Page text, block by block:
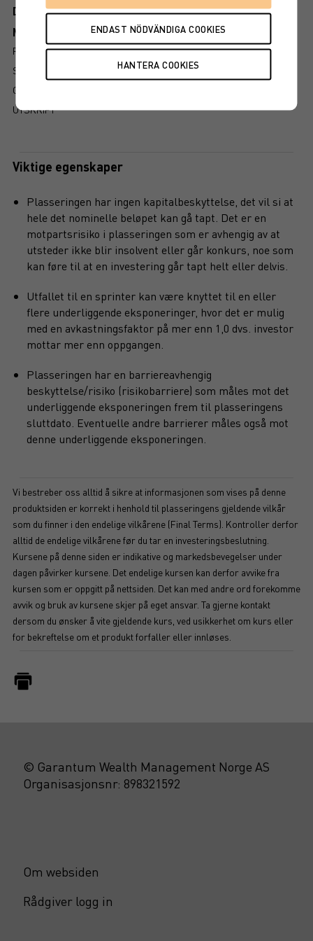
Dokument
Mer information om produkten
RISIKO
SLIK LESER DU FAKTABLADET
GRUNDPROSPEKT
UTSKRIFT
Viktige egenskaper
Plasseringen har ingen kapitalbeskyttelse, det vil si at
hele det nominelle beløpet kan gå tapt. Det er en
motpartsrisiko i plasseringen som er avhengig av at
utsteder ikke blir insolvent eller går konkurs, noe som
kan føre til at en investering går tapt helt eller delvis.
Utfallet til en sprinter kan være knyttet til en eller
flere underliggende eksponeringer, hvor det er mulig
med en avkastningsfaktor på mer enn 1,0 dvs. investor
mottar mer enn oppgangen.
Plasseringen har en barriereavhengig
beskyttelse/risiko (risikobarriere) som måles mot det
underliggende eksponeringen frem til plasseringens
sluttdato. Eventuelle andre barrierer måles også mot
denne underliggende eksponeringen.
Vi bestreber oss alltid å sikre at informasjonen som vises på denne
produktsiden er korrekt i henhold til plasseringens gjeldende vilkår
som du finner i den endelige vilkårene (Final Terms). Kontroller derfor
alltid de endelige vilkårene før du tar en investeringsbeslutning.
Kursene på denne siden er indikative og markedsbevegelser under
dagen påvirker kursene. Det endelige kursen kan derfor avvike fra
kursen som er oppgitt på nettsiden. Det kan med andre ord forekomme
avvik og bruk av kursene skjer på eget ansvar. Ta gjerne kontakt
dersom du ønsker å vite gjeldende kurs, ved usikkerhet om kurs eller
for bekreftelse om et produkt forfaller eller innløses.
© Garantum Wealth Management Norge AS
Organisasjonsnr: 898321592
Om websiden
Rådgiver logg in